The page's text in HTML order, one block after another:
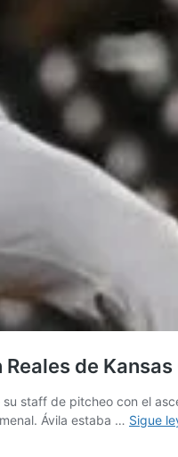
de
staff de pitcheo con el
Ávila estaba … Sigue